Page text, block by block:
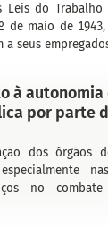
do Trabalho
de maio de
seus
à autonomia
por parte
dos órgãos
no